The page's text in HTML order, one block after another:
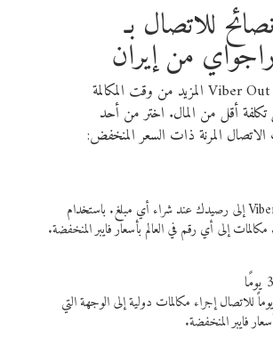
نصائح للاتصال بـ
من إيران
يمنحك Viber Out المزيد من وقت المكالمة
تكلفة أقل من المال. اختر من أحد
المرنة ذات السعر المنخفض:
تتم إضافة رصيد Viber Out إلى رصيدك عند شراء أي مبلغ. باستخدام
إلى أي رقم في العالم بأسعار فايبر المنخفضة.
تتيح لك خطة الـ 30 يوماً للاتصال إجراء مكالمات دولية إلى الوجهة التي